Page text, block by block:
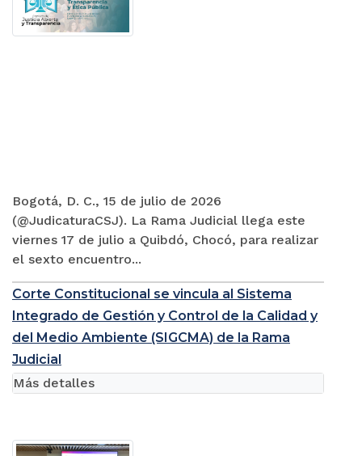
Bogotá, D. C., 15 de julio de 2026
(@JudicaturaCSJ). La Rama Judicial llega este
viernes 17 de julio a Quibdó, Chocó, para realizar
el sexto encuentro...
Corte Constitucional se vincula al Sistema
Integrado de Gestión y Control de la Calidad y
del Medio Ambiente (SIGCMA) de la Rama
Judicial
Más detalles